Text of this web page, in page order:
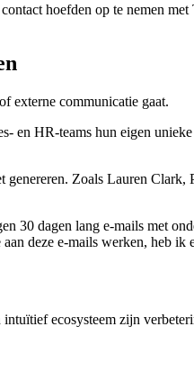
hoefden op te nemen
externe communicatie gaat.
en HR-teams hun eigen
genereren. Zoals Lauren Clark,
30 dagen lang e-mails met
deze e-mails werken, heb ik
ecosysteem zijn